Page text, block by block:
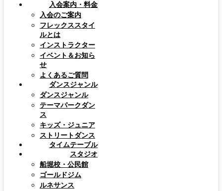
入会案内・料金
入会のご案内
フレックススタイ
ルとは
インストラクター
イベント＆お知ら
せ
よくあるご質問
ダンスジャンル
ダンスジャンル
テーマパークダン
ス
キッズ・ジュニア
ストリートダンス
タイムテーブル
スタジオ
船堀校・公民館
ゴールドジム
ルネサンス